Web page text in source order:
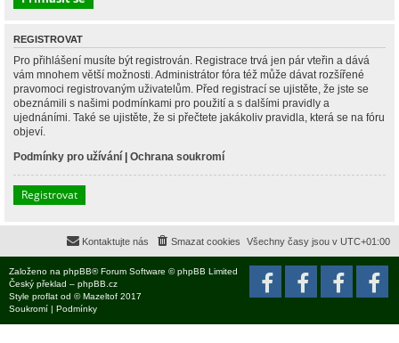
REGISTROVAT
Pro přihlášení musíte být registrován. Registrace trvá jen pár vteřin a dává
vám mnohem větší možnosti. Administrátor fóra též může dávat rozšířené
pravomoci registrovaným uživatelům. Před registrací se ujistěte, že jste se
obeznámili s našimi podmínkami pro použití a s dalšími pravidly a
ujednáními. Také se ujistěte, že si přečtete jakákoliv pravidla, která se na fóru
objeví.
Podmínky pro užívání | Ochrana soukromí
Registrovat
Všechny časy jsou v UTC+01:00
Smazat cookies
Kontaktujte nás
Založeno na phpBB® Forum Software © phpBB Limited
Český překlad – phpBB.cz
Style proflat od ©Mazeltof 2017
Soukromí | Podmínky